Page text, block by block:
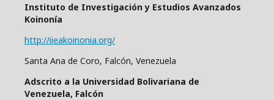
Instituto de Investigación y Estudios Avanzados
Koinonía
http://iieakoinonia.org/
Santa Ana de Coro, Falcón, Venezuela
Adscrito a la Universidad Bolivariana de
Venezuela, Falcón